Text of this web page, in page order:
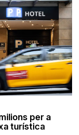
per a
turística